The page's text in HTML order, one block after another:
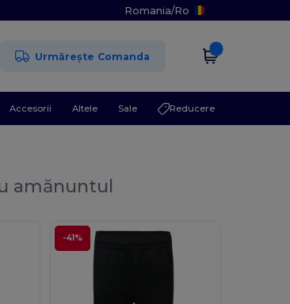
Romania/Ro
Urmărește Comanda
Accesorii Altele Sale Reducere
amănuntul
-41%